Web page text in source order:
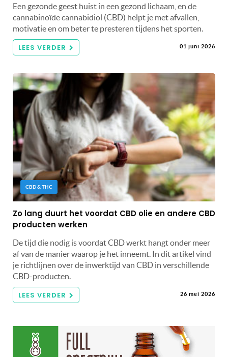
Een gezonde geest huist in een gezond lichaam, en de
cannabinoïde cannabidiol (CBD) helpt je met afvallen,
motivatie en om beter te presteren tijdens het sporten.
LEES VERDER 01 juni 2026
CBD & THC
Zo lang duurt het voordat CBD olie en andere CBD
producten werken
De tijd die nodig is voordat CBD werkt hangt onder meer
af van de manier waarop je het inneemt. In dit artikel vind
je richtlijnen over de inwerktijd van CBD in verschillende
CBD-producten.
LEES VERDER 26 mei 2026